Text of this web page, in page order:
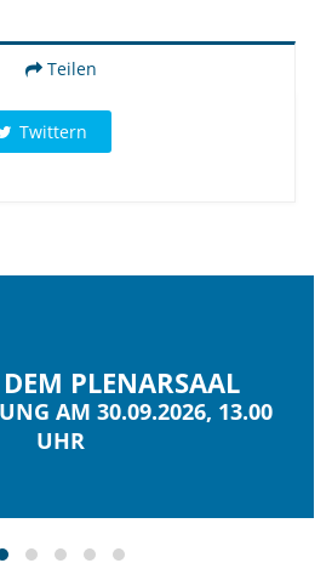
Teilen
Twittern
PLENARSAAL
AM 30.09.2026, 13.00
UHR